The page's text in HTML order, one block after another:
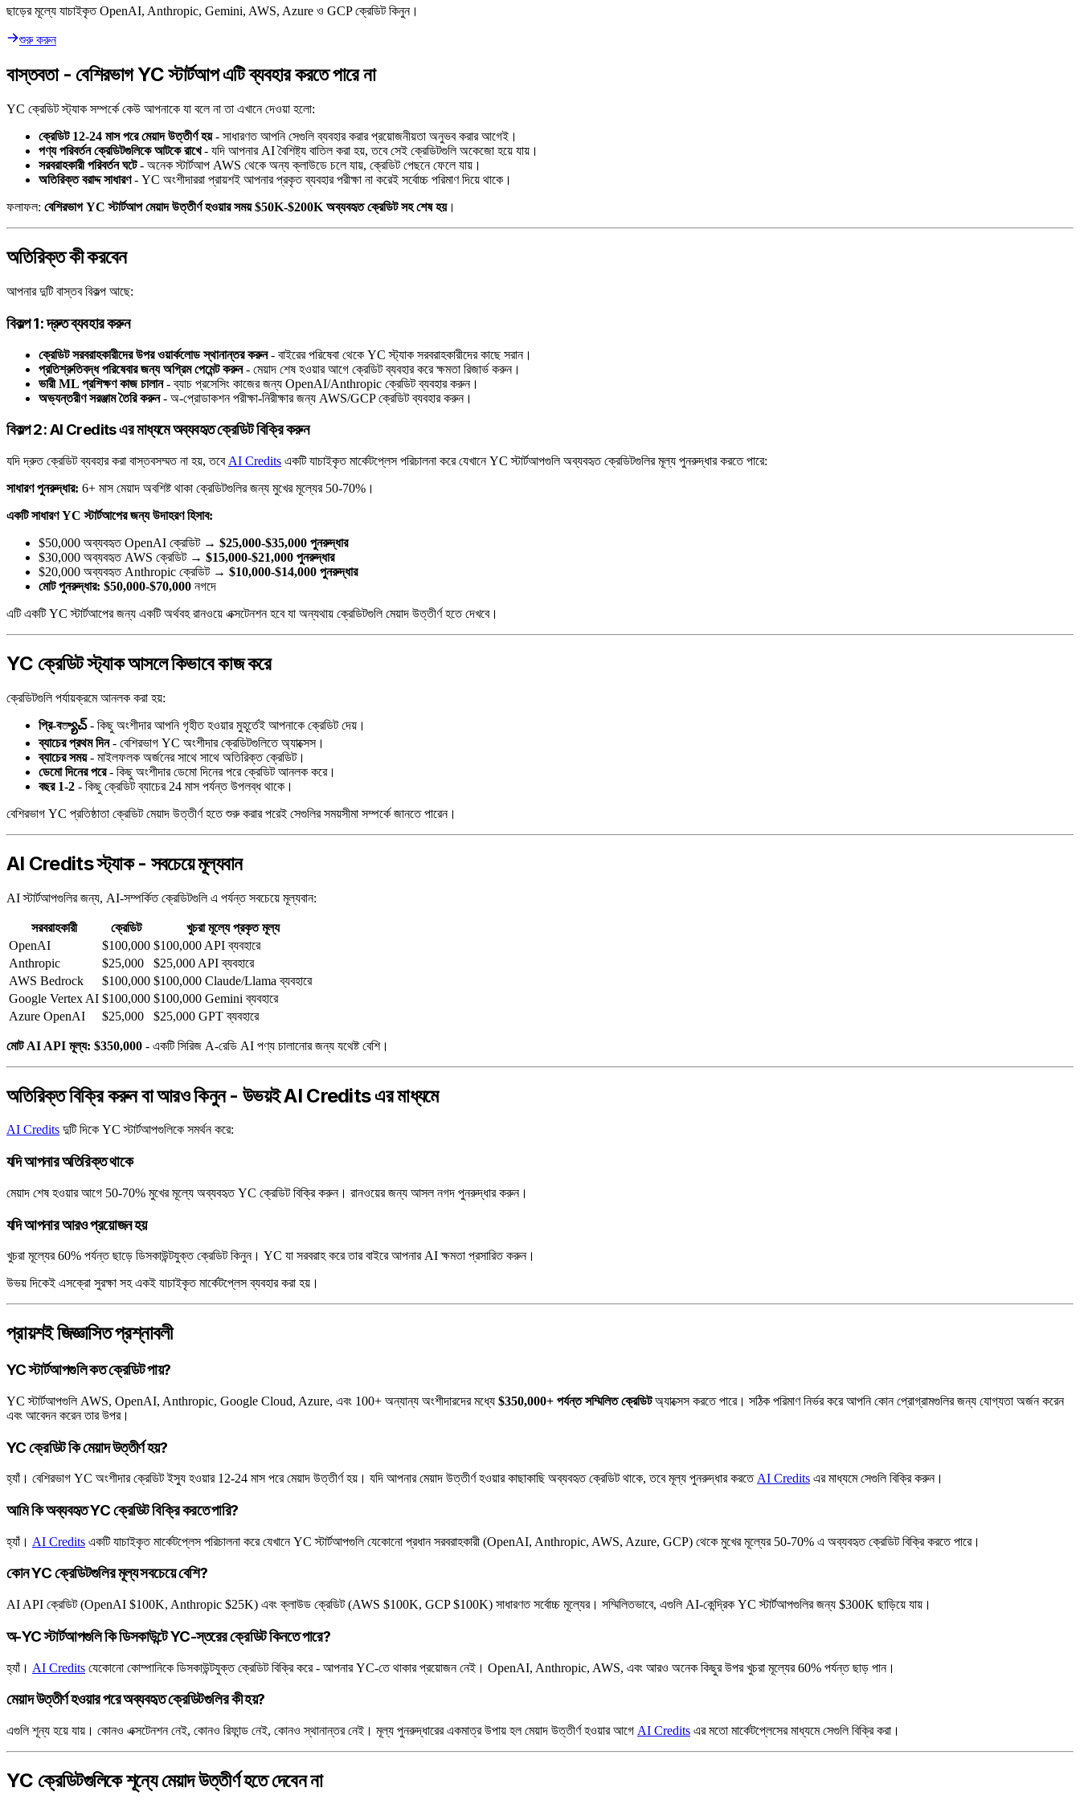
ছাড়ের মূল্যে যাচাইকৃত OpenAI, Anthropic, Gemini, AWS, Azure ও GCP ক্রেডিট কিনুন।
শুরু করুন
বাস্তবতা - বেশিরভাগ YC স্টার্টআপ এটি ব্যবহার করতে পারে না
YC ক্রেডিট স্ট্যাক সম্পর্কে কেউ আপনাকে যা বলে না তা এখানে দেওয়া হলো:
ক্রেডিট 12-24 মাস পরে মেয়াদ উত্তীর্ণ হয়- সাধারণত আপনি সেগুলি ব্যবহার করার প্রয়োজনীয়তা অনুভব করার আগেই।
পণ্য পরিবর্তন ক্রেডিটগুলিকে আটকে রাখে- যদি আপনার AI বৈশিষ্ট্য বাতিল করা হয়, তবে সেই ক্রেডিটগুলি অকেজো হয়ে যায়।
সরবরাহকারী পরিবর্তন ঘটে- অনেক স্টার্টআপ AWS থেকে অন্য ক্লাউডে চলে যায়, ক্রেডিট পেছনে ফেলে যায়।
অতিরিক্ত বরাদ্দ সাধারণ- YC অংশীদাররা প্রায়শই আপনার প্রকৃত ব্যবহার পরীক্ষা না করেই সর্বোচ্চ পরিমাণ দিয়ে থাকে।
ফলাফল: বেশিরভাগ YC স্টার্টআপ মেয়াদ উত্তীর্ণ হওয়ার সময় $50K-$200K অব্যবহৃত ক্রেডিট সহ শেষ হয়।
অতিরিক্ত কী করবেন
আপনার দুটি বাস্তব বিকল্প আছে:
বিকল্প 1: দ্রুত ব্যবহার করুন
ক্রেডিট সরবরাহকারীদের উপর ওয়ার্কলোড স্থানান্তর করুন- বাইরের পরিষেবা থেকে YC স্ট্যাক সরবরাহকারীদের কাছে সরান।
প্রতিশ্রুতিবদ্ধ পরিষেবার জন্য অগ্রিম পেমেন্ট করুন- মেয়াদ শেষ হওয়ার আগে ক্রেডিট ব্যবহার করে ক্ষমতা রিজার্ভ করুন।
ভারী ML প্রশিক্ষণ কাজ চালান- ব্যাচ প্রসেসিং কাজের জন্য OpenAI/Anthropic ক্রেডিট ব্যবহার করুন।
অভ্যন্তরীণ সরঞ্জাম তৈরি করুন- অ-প্রোডাকশন পরীক্ষা-নিরীক্ষার জন্য AWS/GCP ক্রেডিট ব্যবহার করুন।
বিকল্প 2: AI Credits এর মাধ্যমে অব্যবহৃত ক্রেডিট বিক্রি করুন
যদি দ্রুত ক্রেডিট ব্যবহার করা বাস্তবসম্মত না হয়, তবে AI Credits একটি যাচাইকৃত মার্কেটপ্লেস পরিচালনা করে যেখানে YC স্টার্টআপগুলি অব্যবহৃত ক্রেডিটগুলির মূল্য পুনরুদ্ধার করতে পারে:
সাধারণ পুনরুদ্ধার: 6+ মাস মেয়াদ অবশিষ্ট থাকা ক্রেডিটগুলির জন্য মুখের মূল্যের 50-70%।
একটি সাধারণ YC স্টার্টআপের জন্য উদাহরণ হিসাব:
$50,000 অব্যবহৃত OpenAI ক্রেডিট → $25,000-$35,000 পুনরুদ্ধার
$30,000 অব্যবহৃত AWS ক্রেডিট → $15,000-$21,000 পুনরুদ্ধার
$20,000 অব্যবহৃত Anthropic ক্রেডিট → $10,000-$14,000 পুনরুদ্ধার
মোট পুনরুদ্ধার: $50,000-$70,000 নগদে
এটি একটি YC স্টার্টআপের জন্য একটি অর্থবহ রানওয়ে এক্সটেনশন হবে যা অন্যথায় ক্রেডিটগুলি মেয়াদ উত্তীর্ণ হতে দেখবে।
YC ক্রেডিট স্ট্যাক আসলে কিভাবে কাজ করে
ক্রেডিটগুলি পর্যায়ক্রমে আনলক করা হয়:
প্রি-ব్యాచ్- কিছু অংশীদার আপনি গৃহীত হওয়ার মুহূর্তেই আপনাকে ক্রেডিট দেয়।
ব্যাচের প্রথম দিন- বেশিরভাগ YC অংশীদার ক্রেডিটগুলিতে অ্যাক্সেস।
ব্যাচের সময়- মাইলফলক অর্জনের সাথে সাথে অতিরিক্ত ক্রেডিট।
ডেমো দিনের পরে- কিছু অংশীদার ডেমো দিনের পরে ক্রেডিট আনলক করে।
বছর 1-2 - কিছু ক্রেডিট ব্যাচের 24 মাস পর্যন্ত উপলব্ধ থাকে।
বেশিরভাগ YC প্রতিষ্ঠাতা ক্রেডিট মেয়াদ উত্তীর্ণ হতে শুরু করার পরেই সেগুলির সময়সীমা সম্পর্কে জানতে পারেন।
AI Credits স্ট্যাক - সবচেয়ে মূল্যবান
AI স্টার্টআপগুলির জন্য, AI-সম্পর্কিত ক্রেডিটগুলি এ পর্যন্ত সবচেয়ে মূল্যবান:
সরবরাহকারী ক্রেডিট
খুচরা মূল্যে প্রকৃত মূল্য
OpenAI
$100,000 $100,000 API ব্যবহারে
Anthropic
$25,000
$25,000 API ব্যবহারে
AWS Bedrock
$100,000 $100,000 Claude/Llama ব্যবহারে
Google Vertex AI $100,000 $100,000 Gemini ব্যবহারে
Azure OpenAI
$25,000 $25,000 GPT ব্যবহারে
মোট AI API মূল্য: $350,000 - একটি সিরিজ A-রেডি AI পণ্য চালানোর জন্য যথেষ্ট বেশি।
অতিরিক্ত বিক্রি করুন বা আরও কিনুন - উভয়ই AI Credits এর মাধ্যমে
AI Credits দুটি দিকে YC স্টার্টআপগুলিকে সমর্থন করে:
যদি আপনার অতিরিক্ত থাকে
মেয়াদ শেষ হওয়ার আগে 50-70% মুখের মূল্যে অব্যবহৃত YC ক্রেডিট বিক্রি করুন। রানওয়ের জন্য আসল নগদ পুনরুদ্ধার করুন।
যদি আপনার আরও প্রয়োজন হয়
খুচরা মূল্যের 60% পর্যন্ত ছাড়ে ডিসকাউন্টযুক্ত ক্রেডিট কিনুন। YC যা সরবরাহ করে তার বাইরে আপনার AI ক্ষমতা প্রসারিত করুন।
উভয় দিকেই এসক্রো সুরক্ষা সহ একই যাচাইকৃত মার্কেটপ্লেস ব্যবহার করা হয়।
প্রায়শই জিজ্ঞাসিত প্রশ্নাবলী
YC স্টার্টআপগুলি কত ক্রেডিট পায়?
YC স্টার্টআপগুলি AWS, OpenAI, Anthropic, Google Cloud, Azure, এবং 100+ অন্যান্য অংশীদারদের মধ্যে $350,000+ পর্যন্ত সম্মিলিত ক্রেডিটঅ্যাক্সেস করতে পারে। সঠিক পরিমাণ নির্ভর করে আপনি কোন প্রোগ্রামগুলির জন্য যোগ্যতা অর্জন করেন
এবং আবেদন করেন তার উপর।
YC ক্রেডিট কি মেয়াদ উত্তীর্ণ হয়?
হ্যাঁ। বেশিরভাগ YC অংশীদার ক্রেডিট ইস্যু হওয়ার 12-24 মাস পরে মেয়াদ উত্তীর্ণ হয়। যদি আপনার মেয়াদ উত্তীর্ণ হওয়ার কাছাকাছি অব্যবহৃত ক্রেডিট থাকে, তবে মূল্য পুনরুদ্ধার করতে AI Credits এর মাধ্যমে সেগুলি বিক্রি করুন।
আমি কি অব্যবহৃত YC ক্রেডিট বিক্রি করতে পারি?
হ্যাঁ। AI Credits একটি যাচাইকৃত মার্কেটপ্লেস পরিচালনা করে যেখানে YC স্টার্টআপগুলি যেকোনো প্রধান সরবরাহকারী (OpenAI, Anthropic, AWS, Azure, GCP) থেকে মুখের মূল্যের 50-70% এ অব্যবহৃত ক্রেডিট বিক্রি করতে পারে।
কোন YC ক্রেডিটগুলির মূল্য সবচেয়ে বেশি?
AI API ক্রেডিট (OpenAI $100K, Anthropic $25K) এবং ক্লাউড ক্রেডিট (AWS $100K, GCP $100K) সাধারণত সর্বোচ্চ মূল্যের। সম্মিলিতভাবে, এগুলি AI-কেন্দ্রিক YC স্টার্টআপগুলির জন্য $300K ছাড়িয়ে যায়।
অ-YC স্টার্টআপগুলি কি ডিসকাউন্টে YC-স্তরের ক্রেডিট কিনতে পারে?
হ্যাঁ। AI Credits যেকোনো কোম্পানিকে ডিসকাউন্টযুক্ত ক্রেডিট বিক্রি করে - আপনার YC-তে থাকার প্রয়োজন নেই। OpenAI, Anthropic, AWS, এবং আরও অনেক কিছুর উপর খুচরা মূল্যের 60% পর্যন্ত ছাড় পান।
মেয়াদ উত্তীর্ণ হওয়ার পরে অব্যবহৃত ক্রেডিটগুলির কী হয়?
এগুলি শূন্য হয়ে যায়। কোনও এক্সটেনশন নেই, কোনও রিফান্ড নেই, কোনও স্থানান্তর নেই। মূল্য পুনরুদ্ধারের একমাত্র উপায় হল মেয়াদ উত্তীর্ণ হওয়ার আগে AI Credits এর মতো মার্কেটপ্লেসের মাধ্যমে সেগুলি বিক্রি করা।
YC ক্রেডিটগুলিকে শূন্যে মেয়াদ উত্তীর্ণ হতে দেবেন না